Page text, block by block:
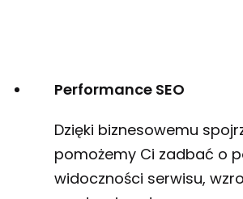
Performance SEO
Dzięki biznesowemu
pomożemy Ci zadbać o
widoczności serwisu,